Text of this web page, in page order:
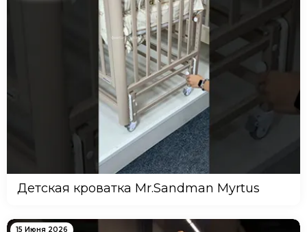
Детская кроватка Mr.Sandman Myrtus
15 Июня 2026